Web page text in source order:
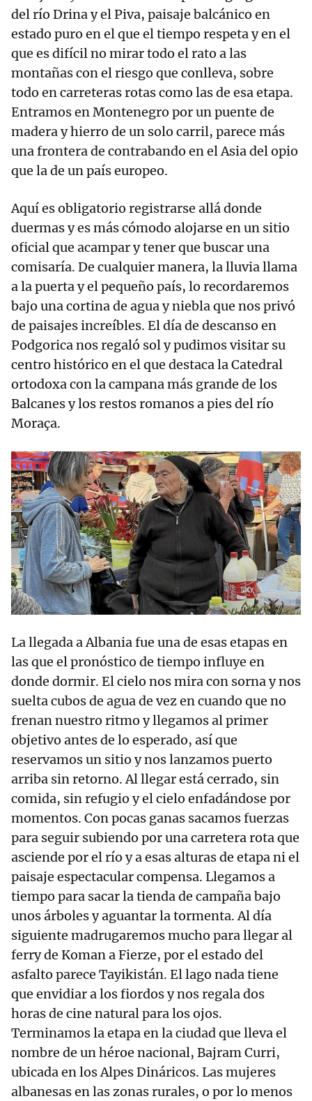
del río Drina y el Piva, paisaje balcánico en
estado puro en el que el tiempo respeta y en el
que es difícil no mirar todo el rato a las
montañas con el riesgo que conlleva, sobre
todo en carreteras rotas como las de esa etapa.
Entramos en Montenegro por un puente de
madera y hierro de un solo carril, parece más
una frontera de contrabando en el Asia del opio
que la de un país europeo.
Aquí es obligatorio registrarse allá donde
duermas y es más cómodo alojarse en un sitio
oficial que acampar y tener que buscar una
comisaría. De cualquier manera, la lluvia llama
a la puerta y el pequeño país, lo recordaremos
bajo una cortina de agua y niebla que nos privó
de paisajes increíbles. El día de descanso en
Podgorica nos regaló sol y pudimos visitar su
centro histórico en el que destaca la Catedral
ortodoxa con la campana más grande de los
Balcanes y los restos romanos a pies del río
Moraça.
La llegada a Albania fue una de esas etapas en
las que el pronóstico de tiempo influye en
donde dormir. El cielo nos mira con sorna y nos
suelta cubos de agua de vez en cuando que no
frenan nuestro ritmo y llegamos al primer
objetivo antes de lo esperado, así que
reservamos un sitio y nos lanzamos puerto
arriba sin retorno. Al llegar está cerrado, sin
comida, sin refugio y el cielo enfadándose por
momentos. Con pocas ganas sacamos fuerzas
para seguir subiendo por una carretera rota que
asciende por el río y a esas alturas de etapa ni el
paisaje espectacular compensa. Llegamos a
tiempo para sacar la tienda de campaña bajo
unos árboles y aguantar la tormenta. Al día
siguiente madrugaremos mucho para llegar al
ferry de Koman a Fierze, por el estado del
asfalto parece Tayikistán. El lago nada tiene
que envidiar a los fiordos y nos regala dos
horas de cine natural para los ojos.
Terminamos la etapa en la ciudad que lleva el
nombre de un héroe nacional, Bajram Curri,
ubicada en los Alpes Dináricos. Las mujeres
albanesas en las zonas rurales, o por lo menos